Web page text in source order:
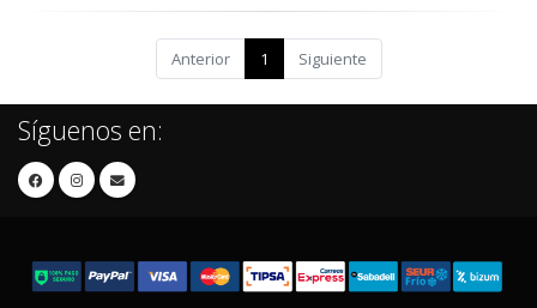
Anterior 1 Siguiente
Síguenos en: